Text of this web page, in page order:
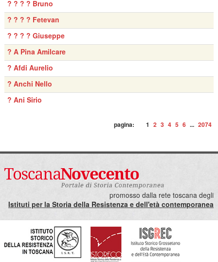
? ? ? ? Bruno
? ? ? ? Fetevan
? ? ? ? Giuseppe
? A Pina Amilcare
? Afdi Aurelio
? Anchi Nello
? Ani Sirio
pagina: 1 2 3 4 5 6 ... 2074
promosso dalla rete toscana degli
Istituti per la Storia della Resistenza e dell'età contemporanea